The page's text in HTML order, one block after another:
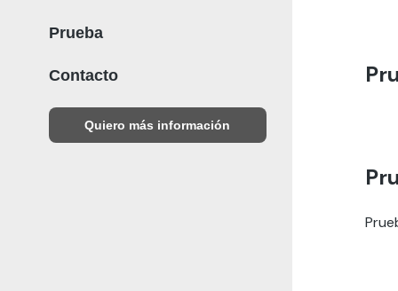
Prueba
Contacto
Quiero más información